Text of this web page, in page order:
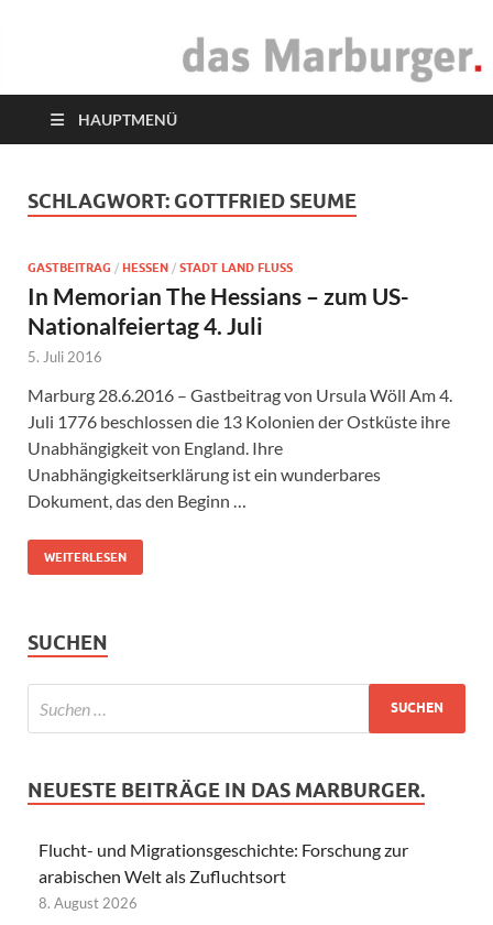
das Marburger.
HAUPTMENÜ
SCHLAGWORT: GOTTFRIED SEUME
GASTBEITRAG / HESSEN / STADT LAND FLUSS
In Memorian The Hessians – zum US-
Nationalfeiertag 4. Juli
5. Juli 2016
Marburg 28.6.2016 – Gastbeitrag von Ursula Wöll Am 4.
Juli 1776 beschlossen die 13 Kolonien der Ostküste ihre
Unabhängigkeit von England. Ihre
Unabhängigkeitserklärung ist ein wunderbares
Dokument, das den Beginn …
WEITERLESEN
SUCHEN
NEUESTE BEITRÄGE IN DAS MARBURGER.
Flucht- und Migrationsgeschichte: Forschung zur
arabischen Welt als Zufluchtsort
8. August 2026